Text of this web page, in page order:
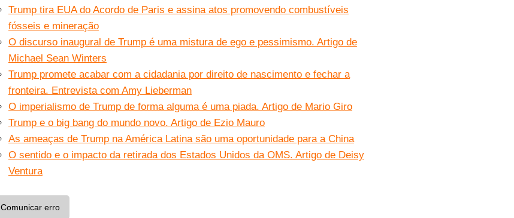
Trump tira EUA do Acordo de Paris e assina atos promovendo combustíveis
fósseis e mineração
O discurso inaugural de Trump é uma mistura de ego e pessimismo. Artigo de
Michael Sean Winters
Trump promete acabar com a cidadania por direito de nascimento e fechar a
fronteira. Entrevista com Amy Lieberman
O imperialismo de Trump de forma alguma é uma piada. Artigo de Mario Giro
Trump e o big bang do mundo novo. Artigo de Ezio Mauro
As ameaças de Trump na América Latina são uma oportunidade para a China
O sentido e o impacto da retirada dos Estados Unidos da OMS. Artigo de Deisy
Ventura
Comunicar erro